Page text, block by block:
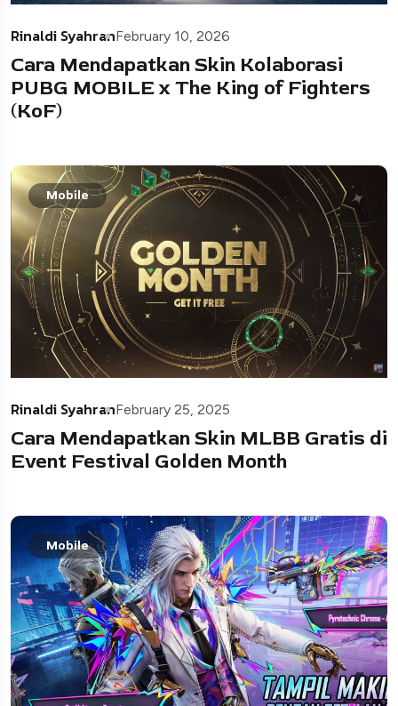
Rinaldi SyahranFebruary 10, 2026
Cara Mendapatkan Skin Kolaborasi
PUBG MOBILE x The King of Fighters
(KoF)
Mobile
Rinaldi SyahranFebruary 25, 2025
Cara Mendapatkan Skin MLBB Gratis di
Event Festival Golden Month
Mobile